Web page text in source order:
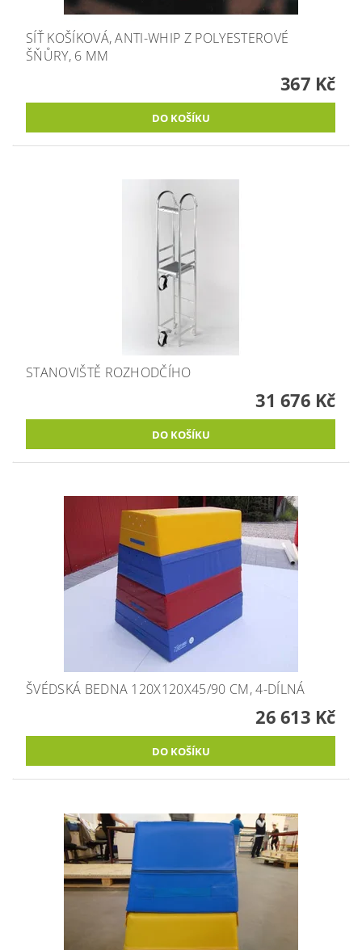
SÍŤ KOŠÍKOVÁ, ANTI-WHIP Z POLYESTEROVÉ
ŠŇŮRY, 6 MM
367 Kč
STANOVIŠTĚ ROZHODČÍHO
31 676 Kč
ŠVÉDSKÁ BEDNA 120X120X45/90 CM, 4-DÍLNÁ
26 613 Kč